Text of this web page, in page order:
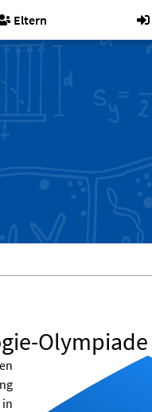
Eltern
Olympiade